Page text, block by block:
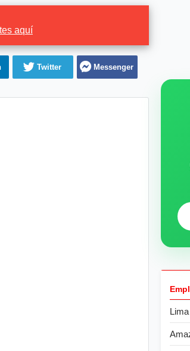
aquí
Twitter Messenger
Lima